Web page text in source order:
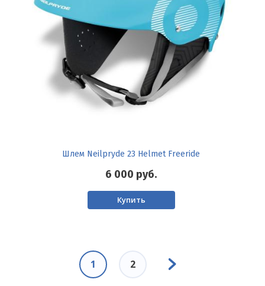
Шлем Neilpryde 23 Helmet Freeride
6 000 руб.
Купить
Текущая
1 Page
2
Следующая
страница